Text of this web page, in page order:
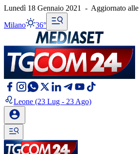
Lunedì 18 Gennaio 2021 - Aggiornato alle
Milano 36°
Leone (23 Lug - 23 Ago)